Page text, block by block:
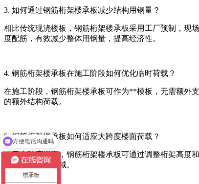
3. 如何通过钢筋桁架楼承板减少结构用钢量？
相比传统现浇楼板，钢筋桁架楼承板采用工厂预制，现
度配筋，有效减少整体用钢量，提高经济性。
4. 钢筋桁架楼承板在施工阶段如何优化临时荷载？
在施工阶段，钢筋桁架楼承板可作为**模板，无需额外
的额外结构荷载。
5. 钢筋桁架楼承板如何适应大跨度楼面荷载？
对于大跨度楼面，钢筋桁架楼承板可通过调整桁架高度
大开间或公共区域。
方便电话沟通吗